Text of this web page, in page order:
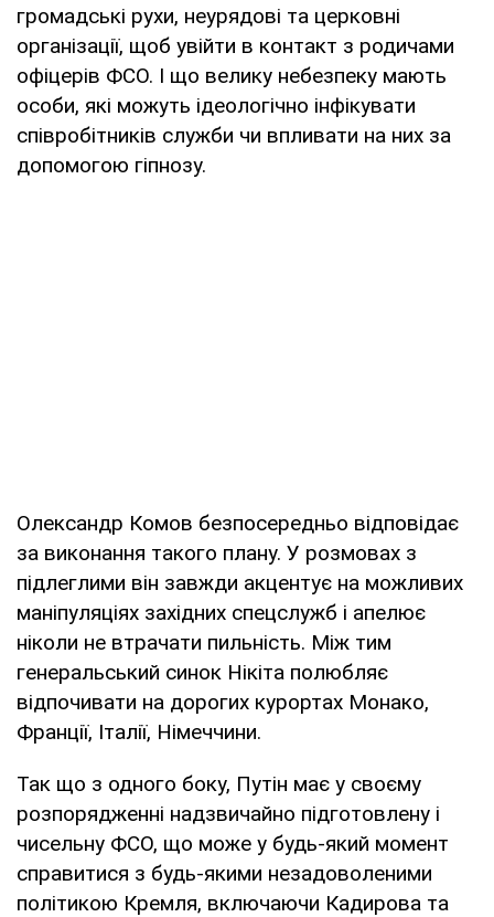
громадські рухи, неурядові та церковні
організації, щоб увійти в контакт з родичами
офіцерів ФСО. І що велику небезпеку мають
особи, які можуть ідеологічно інфікувати
співробітників служби чи впливати на них за
допомогою гіпнозу.
Олександр Комов безпосередньо відповідає
за виконання такого плану. У розмовах з
підлеглими він завжди акцентує на можливих
маніпуляціях західних спецслужб і апелює
ніколи не втрачати пильність. Між тим
генеральський синок Нікіта полюбляє
відпочивати на дорогих курортах Монако,
Франції, Італії, Німеччини.
Так що з одного боку, Путін має у своєму
розпорядженні надзвичайно підготовлену і
чисельну ФСО, що може у будь-який момент
справитися з будь-якими незадоволеними
політикою Кремля, включаючи Кадирова та